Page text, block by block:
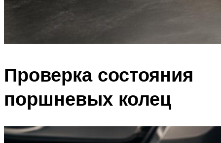
Проверка состояния
поршневых колец